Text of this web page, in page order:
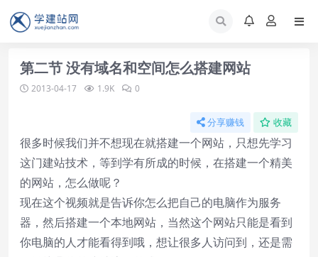
第二节 没有域名和空间怎么搭建网站
2013-04-17 1.9K 0
分享赚钱 收藏
很多时候我们并不想现在就搭建一个网站，只想先学习
这门建站技术，等到学有所成的时候，在搭建一个精美
的网站，怎么做呢？
现在这个视频就是告诉你怎么把自己的电脑作为服务
器，然后搭建一个本地网站，当然这个网站只能是看到
你电脑的人才能看得到哦，想让很多人访问到，还是需